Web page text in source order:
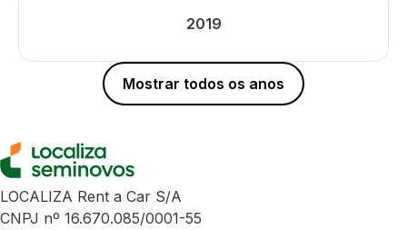
2019
Mostrar todos os anos
LOCALIZA Rent a Car S/A
CNPJ nº 16.670.085/0001-55